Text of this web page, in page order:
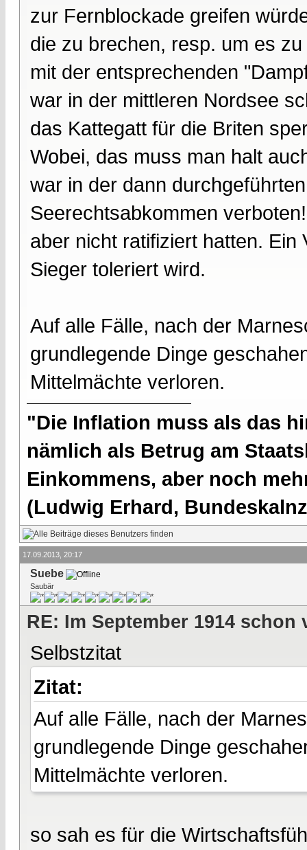
zur Fernblockade greifen
die zu brechen, resp. um es
mit der entsprechenden
war in der mittleren Nordsee
das Kattegatt für die Briten
Wobei, das muss man halt
war in der dann
Seerechtsabkommen
aber nicht ratifiziert hatten.
Sieger toleriert wird.
Auf alle Fälle, nach der
grundlegende Dinge
Mittelmächte verloren.
"Die Inflation muss als das
nämlich als Betrug am
Einkommens, aber noch
(Ludwig Erhard,
17.09.2013, 20:17
Suebe
Saubär
RE: Im September 1914 schon
Selbstzitat
Zitat:
Auf alle Fälle, nach der
grundlegende Dinge
Mittelmächte verloren.
so sah es für die